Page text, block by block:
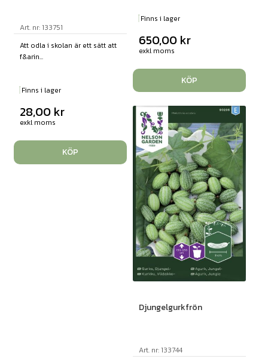
Art. nr: 133751
Att odla i skolan är ett sätt att
f&arin...
Finns i lager
28,00 kr
exkl moms
KÖP
Finns i lager
650,00 kr
exkl moms
KÖP
Djungelgurkfrön
Art. nr: 133744